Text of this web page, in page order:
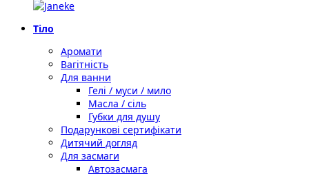
Тіло
Аромати
Вагітність
Для ванни
Гелі / муси / мило
Масла / сіль
Губки для душу
Подарункові сертифікати
Дитячий догляд
Для засмаги
Автозасмага